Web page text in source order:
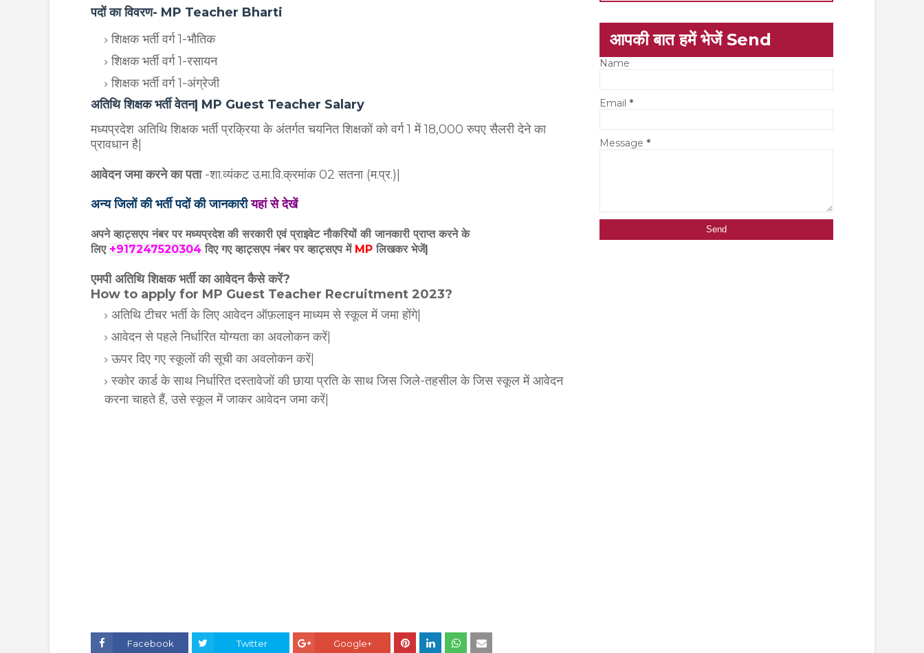
पदों का विवरण- MP Teacher Bharti
शिक्षक भर्ती वर्ग 1-भौतिक
शिक्षक भर्ती वर्ग 1-रसायन
शिक्षक भर्ती वर्ग 1-अंग्रेजी
अतिथि शिक्षक भर्ती वेतन| MP Guest Teacher Salary
मध्यप्रदेश अतिथि शिक्षक भर्ती प्रक्रिया के अंतर्गत चयनित शिक्षकों को वर्ग 1 में 18,000 रुपए सैलरी देने का
प्रावधान है|
आवेदन जमा करने का पता-शा.व्यंकट उ.मा.वि.क्रमांक 02 सतना (म.प्र.)|
अन्य जिलों की भर्ती पदों की जानकारीयहां से देखें
अपने व्हाट्सएप नंबर पर मध्यप्रदेश की सरकारी एवं प्राइवेट नौकरियों की जानकारी प्राप्त करने के
लिए +917247520304 दिए गएव्हाट्सएपनंबर पर व्हाट्सएप में MP लिखकर भेजें|
एमपी अतिथि शिक्षक भर्ती का आवेदन कैसे करें?
How to apply for MP Guest Teacher Recruitment 2023?
अतिथि टीचर भर्ती के लिए आवेदन ऑफ़लाइन माध्यम से स्कूल में जमा होंगे|
आवेदन से पहले निर्धारित योग्यता का अवलोकन करें|
ऊपर दिए गए स्कूलों की सूची का अवलोकन करें|
स्कोर कार्ड के साथ निर्धारित दस्तावेजों की छाया प्रति के साथ जिस जिले-तहसील के जिस स्कूल में आवेदन
करना चाहते हैं, उसे स्कूल में जाकर आवेदन जमा करें|
Facebook Twitter Google+
आपकी बात हमें भेजें Send
Name
Email *
Message *